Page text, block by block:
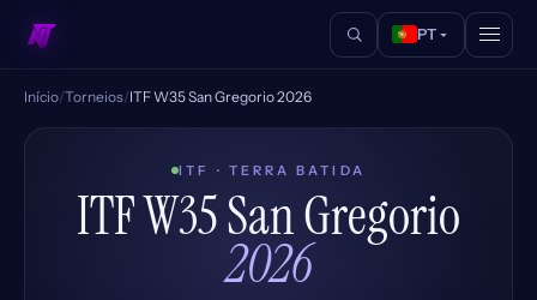
PT
Início/Torneios/ITF W35 San Gregorio 2026
ITF · TERRA BATIDA
ITF W35 San Gregorio
2026